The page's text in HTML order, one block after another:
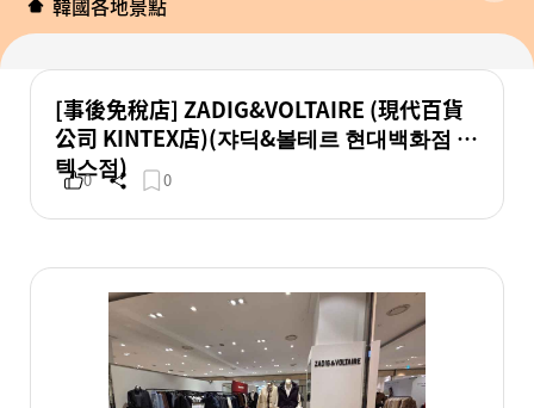
韓國各地景點
[事後免稅店] ZADIG&VOLTAIRE (現代百貨
公司 KINTEX店)(쟈딕&볼테르 현대백화점 킨
텍스점)
0 0